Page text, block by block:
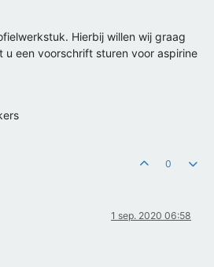
Hierbij willen wij graag
u een voorschrift sturen voor aspirine
0
1 sep. 2020 06:58